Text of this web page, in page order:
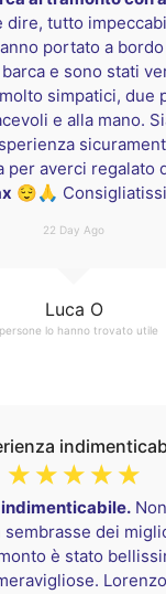
Luca O
lo hanno trovato utile
dire, tutto
portato a
e sono stati
simpatici, due
e alla mano.
per averci regalato
😌🙏
22 Day Ago
☆ ☆ ☆ ☆ ☆
indimenticabile.
sembrasse dei
è stato